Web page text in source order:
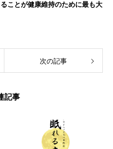
ことが健康維持のために最も大
次の記事
記事